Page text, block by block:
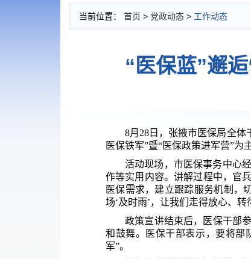
当前位置： 首页 > 党政动态 > 工作动态
“医保蓝”邂
8月28日，张掖市医保局全体
医保铁军”暨“医保政策进军营”为
活动现场，市医保事务中心
作等实用内容。讲解过程中，官
医保需求，建立跟踪服务机制，
场‘及时雨’，让我们走得放心、转
政策宣讲结束后，医保干部参
和鼓舞。医保干部表示，要将部
军”。